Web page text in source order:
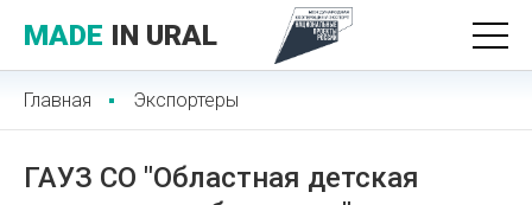
MADE IN URAL
Главная Экспортеры
ГАУЗ СО "Областная детская